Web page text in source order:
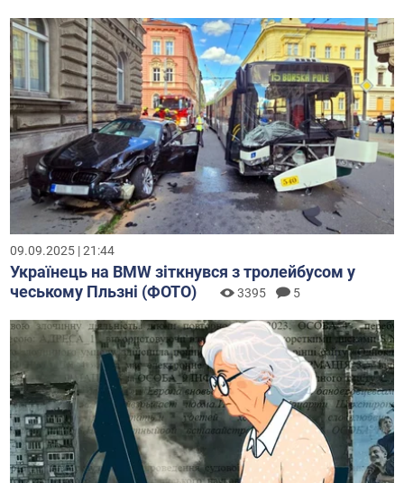
09.09.2025 | 21:44
Українець на BMW зіткнувся з тролейбусом у
чеському Пльзні (ФОТО)
3395 5